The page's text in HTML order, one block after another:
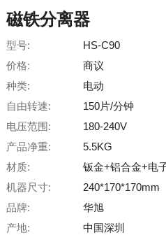
磁铁分离器
型号:
HS-C90
价格:
商议
种类:
电动
自由转速:
150片/分钟
电压范围:
180-240V
产品净重:
5.5KG
材质:
钣金+铝合金+电
机器尺寸:
240*170*170mm
品牌:
华旭
产地:
中国深圳